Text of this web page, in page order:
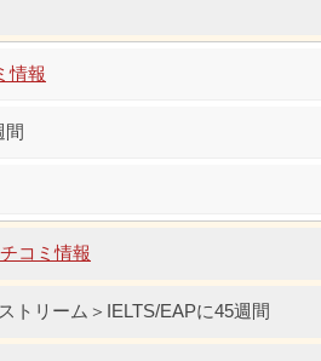
情報
間
コミ情報
トリーム＞IELTS/EAPに45週間